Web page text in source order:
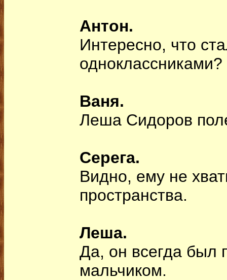
Антон.
Интересно, что
одноклассниками?
Ваня.
Леша Сидоров
Серега.
Видно, ему не
пространства.
Леша.
Да, он всегда был
мальчиком.